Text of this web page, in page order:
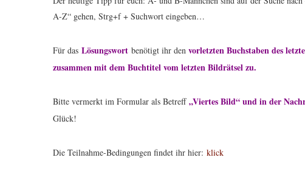
A-Z“ gehen, Strg+f + Suchwort eingeben…
Für das Lösungswort benötigt ihr den vorletzten Buchstaben des
zusammen mit dem Buchtitel vom letzten Bildrätsel zu.
Bitte vermerkt im Formular als Betreff „Viertes Bild“ und in der
Glück!
Die Teilnahme-Bedingungen findet ihr hier: klick